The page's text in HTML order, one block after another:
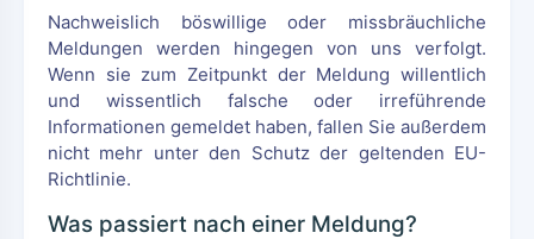
Nachweislich böswillige oder missbräuchliche
Meldungen werden hingegen von uns verfolgt.
Wenn sie zum Zeitpunkt der Meldung willentlich
und wissentlich falsche oder irreführende
Informationen gemeldet haben, fallen Sie außerdem
nicht mehr unter den Schutz der geltenden EU-
Richtlinie.
Was passiert nach einer Meldung?